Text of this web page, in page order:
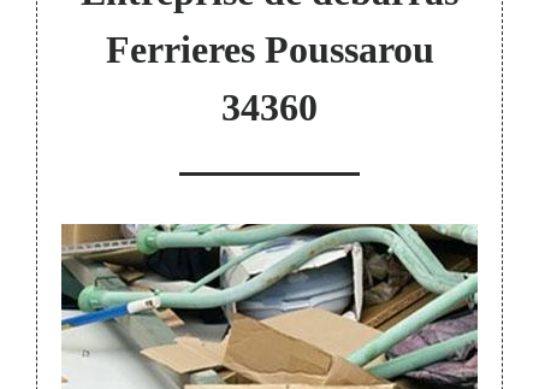
Ferrieres Poussarou
34360